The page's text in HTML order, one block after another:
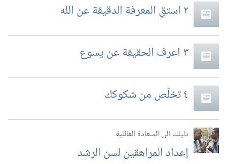
٢ استقِ المعرفة الدقيقة عن الله
٣ اعرف الحقيقة عن يسوع
٤ تخلّص من شكوكك
دليلك الى السعادة العائلية
إعداد المراهقين لسن الرشد